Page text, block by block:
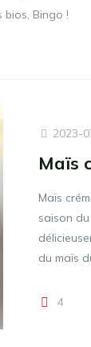
bios, Bingo !
2023-
Maïs
Maïs
saison
du maïs
4